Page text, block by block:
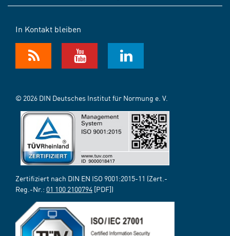
In Kontakt bleiben
© 2026 DIN Deutsches Institut für Normung e. V.
Zertifiziert nach DIN EN ISO 9001:2015-11 (Zert.-
Reg.-Nr.: 01 100 2100794 [PDF])